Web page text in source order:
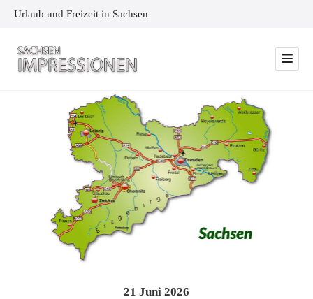
Urlaub und Freizeit in Sachsen
21 Juni 2026